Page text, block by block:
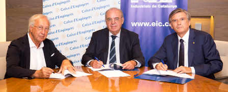
t
e
g